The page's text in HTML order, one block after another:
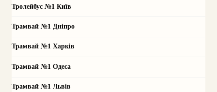
Тролейбус №1 Київ
Трамвай №1 Дніпро
Трамвай №1 Харків
Трамвай №1 Одеса
Трамвай №1 Львів